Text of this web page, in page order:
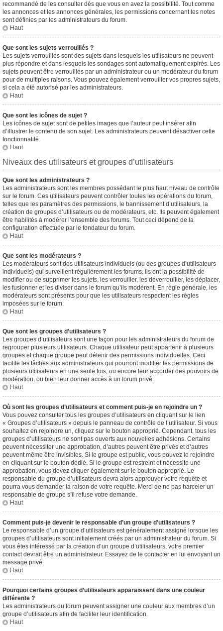
recommandé de les consulter dès que vous en avez la possibilité. Tout comme
les annonces et les annonces générales, les permissions concernant les notes
sont définies par les administrateurs du forum.
Haut
Que sont les sujets verrouillés ?
Les sujets verrouillés sont des sujets dans lesquels les utilisateurs ne peuvent
plus répondre et dans lesquels les sondages sont automatiquement expirés. Les
sujets peuvent être verrouillés par un administrateur ou un modérateur du forum
pour de multiples raisons. Vous pouvez également verrouiller vos propres sujets,
si cela a été autorisé par les administrateurs.
Haut
Que sont les icônes de sujet ?
Les icônes de sujet sont de petites images que l’auteur peut insérer afin
d’illustrer le contenu de son sujet. Les administrateurs peuvent désactiver cette
fonctionnalité.
Haut
Niveaux des utilisateurs et groupes d’utilisateurs
Que sont les administrateurs ?
Les administrateurs sont les membres possédant le plus haut niveau de contrôle
sur le forum. Ces utilisateurs peuvent contrôler toutes les opérations du forum,
telles que les paramètres des permissions, le bannissement d’utilisateurs, la
création de groupes d’utilisateurs ou de modérateurs, etc. Ils peuvent également
être habilités à modérer l’ensemble des forums. Tout ceci dépend de la
configuration effectuée par le fondateur du forum.
Haut
Que sont les modérateurs ?
Les modérateurs sont des utilisateurs individuels (ou des groupes d’utilisateurs
individuels) qui surveillent régulièrement les forums. Ils ont la possibilité de
modifier ou de supprimer les sujets, les verrouiller, les déverrouiller, les déplacer,
les fusionner et les diviser dans le forum qu’ils modèrent. En règle générale, les
modérateurs sont présents pour que les utilisateurs respectent les règles
imposées sur le forum.
Haut
Que sont les groupes d’utilisateurs ?
Les groupes d’utilisateurs sont une façon pour les administrateurs du forum de
regrouper plusieurs utilisateurs. Chaque utilisateur peut appartenir à plusieurs
groupes et chaque groupe peut détenir des permissions individuelles. Ceci
facilite les tâches aux administrateurs qui pourront modifier les permissions de
plusieurs utilisateurs en une seule fois, ou encore leur accorder des pouvoirs de
modération, ou bien leur donner accès à un forum privé.
Haut
Où sont les groupes d’utilisateurs et comment puis-je en rejoindre un ?
Vous pouvez consulter tous les groupes d’utilisateurs en cliquant sur le lien
« Groupes d’utilisateurs » depuis le panneau de contrôle de l’utilisateur. Si vous
souhaitez en rejoindre un, cliquez sur le bouton approprié. Cependant, tous les
groupes d’utilisateurs ne sont pas ouverts aux nouvelles adhésions. Certains
peuvent nécessiter une approbation, d’autres peuvent être privés et d’autres
peuvent même être invisibles. Si le groupe est public, vous pouvez le rejoindre
en cliquant sur le bouton dédié. Si le groupe est restreint et nécessite une
approbation, vous devez cliquer également sur le bouton approprié. Le
responsable du groupe d’utilisateurs devra alors approuver votre requête et
pourra vous demander la raison de votre requête. Merci de ne pas harceler un
responsable de groupe s’il refuse votre demande.
Haut
Comment puis-je devenir le responsable d’un groupe d’utilisateurs ?
Le responsable d’un groupe d’utilisateurs est généralement assigné lorsque les
groupes d’utilisateurs sont initialement créés par un administrateur du forum. Si
vous êtes intéressé par la création d’un groupe d’utilisateurs, votre premier
contact devrait être un administrateur. Essayez de le contacter en lui envoyant un
message privé.
Haut
Pourquoi certains groupes d’utilisateurs apparaissent dans une couleur
différente ?
Les administrateurs du forum peuvent assigner une couleur aux membres d’un
groupe d’utilisateurs afin de faciliter leur identification.
Haut